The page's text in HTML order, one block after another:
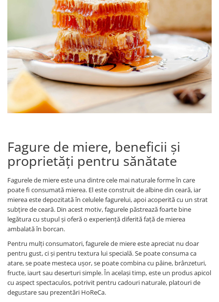
Fagure de miere, beneficii și
proprietăți pentru sănătate
Fagurele de miere este una dintre cele mai naturale forme în care
poate fi consumată mierea. El este construit de albine din ceară, iar
mierea este depozitată în celulele fagurelui, apoi acoperită cu un strat
subțire de ceară. Din acest motiv, fagurele păstrează foarte bine
legătura cu stupul și oferă o experiență diferită față de mierea
ambalată în borcan.
Pentru mulți consumatori, fagurele de miere este apreciat nu doar
pentru gust, ci și pentru textura lui specială. Se poate consuma ca
atare, se poate mesteca ușor, se poate combina cu pâine, brânzeturi,
fructe, iaurt sau deserturi simple. În același timp, este un produs apicol
cu aspect spectaculos, potrivit pentru cadouri naturale, platouri de
degustare sau prezentări HoReCa.